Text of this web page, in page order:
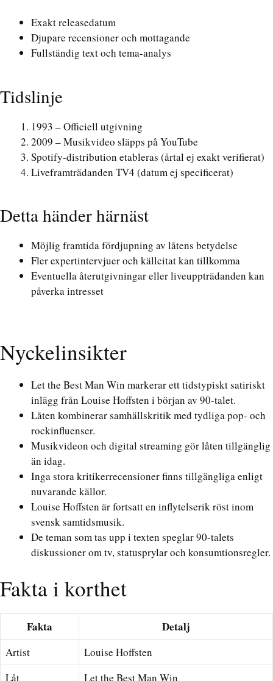
Exakt releasedatum
Djupare recensioner och mottagande
Fullständig text och tema-analys
Tidslinje
1993 – Officiell utgivning
2009 – Musikvideo släpps på YouTube
Spotify-distribution etableras (årtal ej exakt verifierat)
Liveframträdanden TV4 (datum ej specificerat)
Detta händer härnäst
Möjlig framtida fördjupning av låtens betydelse
Fler expertintervjuer och källcitat kan tillkomma
Eventuella återutgivningar eller liveuppträdanden kan
påverka intresset
Nyckelinsikter
Let the Best Man Win markerar ett tidstypiskt satiriskt
inlägg från Louise Hoffsten i början av 90-talet.
Låten kombinerar samhällskritik med tydliga pop- och
rockinfluenser.
Musikvideon och digital streaming gör låten tillgänglig
än idag.
Inga stora kritikerrecensioner finns tillgängliga enligt
nuvarande källor.
Louise Hoffsten är fortsatt en inflytelserik röst inom
svensk samtidsmusik.
De teman som tas upp i texten speglar 90-talets
diskussioner om tv, statusprylar och konsumtionsregler.
Fakta i korthet
Fakta Detalj
Artist
Louise Hoffsten
Låt
Let the Best Man Win